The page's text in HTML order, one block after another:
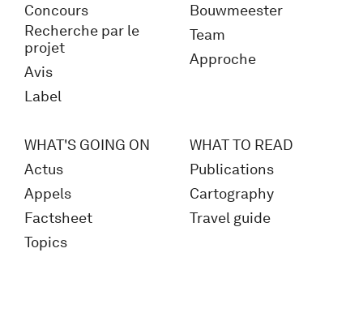
Concours
Recherche par le
projet
Avis
Label
Bouwmeester
Team
Approche
WHAT'S GOING ON
Actus
Appels
Factsheet
Topics
WHAT TO READ
Publications
Cartography
Travel guide